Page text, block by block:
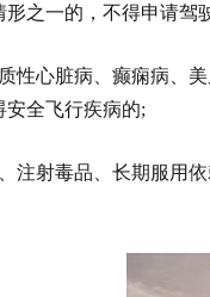
形之一的，不得申请驾
性心脏病、癫痫病、
安全飞行疾病的;
注射毒品、长期服用